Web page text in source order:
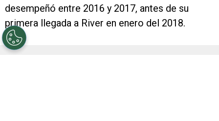
desempeñó entre 2016 y 2017, antes de su
primera llegada a River en enero del 2018.